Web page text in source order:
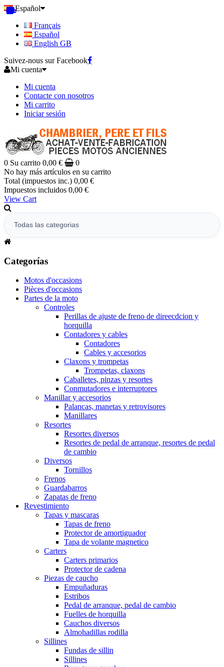
Español
Français
Español
English GB
Suivez-nous sur Facebook
Mi cuenta
Mi cuenta
Contacte con nosotros
Mi carrito
Iniciar sesión
0 Su carrito 0,00 €
0
No hay más artículos en su carrito
Total (impuestos inc.) 0,00 €
Impuestos incluidos 0,00 €
View Cart
Categorías
Motos d'occasions
Pièces d'occasions
Partes de la moto
Controles
Perillas de ajuste de freno de direecdcion y
horquilla
Contadores y cables
Contadores
Cables y accesorios
Claxons y trompetas
Trompetas, claxons
Caballetes, pinzas y resortes
Conmutadores e interruptores
Manillar y accesorios
Palancas, manetas y retrovisores
Manillares
Resortes
Resortes diversos
Resortes de pedal de arranque, resortes de pedal
de cambio
Diversos
Tornillos
Frenos
Guardabarros
Zapatas de freno
Revestimiento
Tapas y mascaras
Tapas de freno
Protector de amortiguador
Tapa de volante magnetico
Carters
Carters primarios
Protector de cadena
Piezas de caucho
Empuñaduras
Estribos
Pedal de arranque, pedal de cambio
Fuelles de horquilla
Cauchos diversos
Almohadillas rodilla
Sillines
Fundas de sillin
Sillines